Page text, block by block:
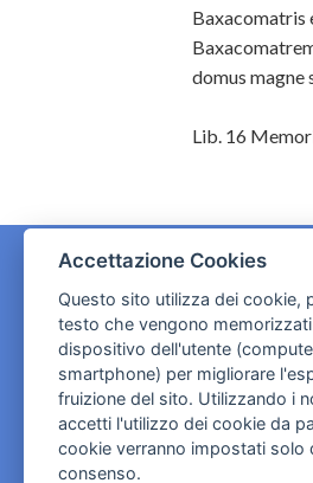
Baxacomatris
domus magne
Lib. 16
CONTATTI
Cookies e
Accettazione Cookies
Questo sito utilizza dei cookie,
testo che vengono
dispositivo dell'utente
smartphone) per migliorare
fruizione del sito. Utilizzando i
accetti l'utilizzo dei cookie da
cookie verranno impostati solo
consenso.